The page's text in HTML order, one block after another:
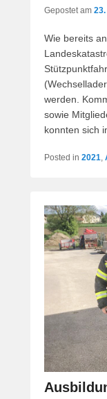
Gepostet am
Wie bereits
werden.
sowie
konnten sich
Posted in 2021,